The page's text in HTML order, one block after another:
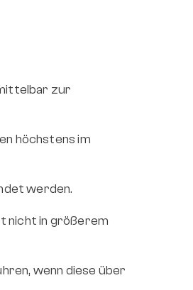
zur
höchstens im
werden.
nicht in größerem
wenn diese über